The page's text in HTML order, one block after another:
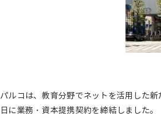
パルコは、教育分野でネットを活用した
日に業務・資本提携契約を締結しました。